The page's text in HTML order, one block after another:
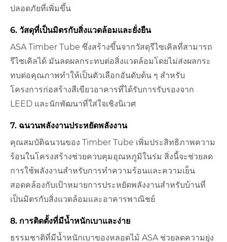
ปลอดภัยที่เพิ่มขึ้น
6. วัสดุที่เป็นมิตรกับสิ่งแวดล้อมและยั่งยืน
ASA Timber Tube ซึ่งสร้างขึ้นจากวัสดุรีไซเคิลที่สามารถ
รีไซเคิลได้ มันลดผลกระทบต่อสิ่งแวดล้อมโดยไม่ส่งผลกระ
ทบต่อคุณภาพทำให้เป็นตัวเลือกอันดับต้น ๆ สำหรับ
โครงการก่อสร้างสีเขียวอาคารที่ได้รับการรับรองจาก
LEED และนักพัฒนาที่ใส่ใจเชิงนิเวศ
7. ฉนวนพลังงานประหยัดพลังงาน
คุณสมบัติฉนวนของ Timber Tube เพิ่มประสิทธิภาพความ
ร้อนในโครงสร้างช่วยควบคุมอุณหภูมิในร่ม สิ่งนี้จะช่วยลด
การใช้พลังงานสำหรับการทำความร้อนและความเย็น
สอดคล้องกับเป้าหมายการประหยัดพลังงานสำหรับบ้านที่
เป็นมิตรกับสิ่งแวดล้อมและอาคารพาณิชย์
8. การติดตั้งที่มีน้ำหนักเบาและง่าย
ธรรมชาติที่มีน้ำหนักเบาของหลอดไม้ ASA ช่วยลดความยุ่ง